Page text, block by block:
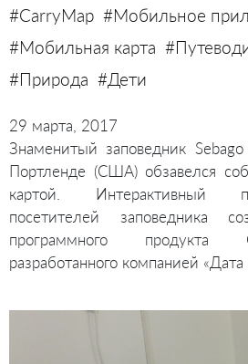
#CarryMap #Мобильное
#Мобильная карта
#Природа #Дети
29 марта, 2017
Знаменитый заповедник
Портленде (США) обзавелся
картой. Интерактивный
посетителей заповедника
программного продукта
разработанного компанией «Дата